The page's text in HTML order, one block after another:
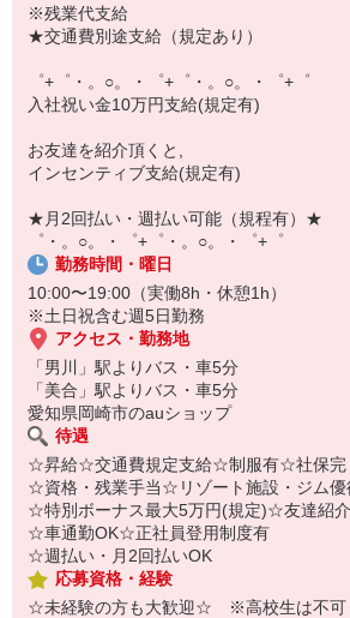
▼営業・販売
法人営業・アパレル販売・個別指導塾・
▼人気案件も多数♪
短期・期間限定・オープニング・官公庁
上場/優良/大手企業など
【スマホ面接実施中】
￣￣￣￣￣￣￣￣￣
自宅に居ながらスマホでカンタン面接OK！
オンライン面談なのでスピード対応。
ワイモバイル(Y!mobille)、楽天モバイル、
広く紹介可能♪
※残業代支給
★交通費別途支給（規定あり）
゜+゜・。○。・゜+゜・。○。・゜+゜
入社祝い金10万円支給(規定有)
お友達を紹介頂くと,
インセンティブ支給(規定有)
★月2回払い・週払い可能（規程有）★
゜・。○。・゜+゜・。○。・゜+゜
勤務時間・曜日
10:00〜19:00（実働8h・休憩1h）
※土日祝含む週5日勤務
アクセス・勤務地
「男川」駅よりバス・車5分
「美合」駅よりバス・車5分
愛知県岡崎市のauショップ
待遇
☆昇給☆交通費規定支給☆制服有☆社保完
☆資格・残業手当☆リゾート施設・ジム優
☆特別ボーナス最大5万円(規定)☆友達紹介
☆車通勤OK☆正社員登用制度有
☆週払い・月2回払いOK
応募資格・経験
☆未経験の方も大歓迎☆ ※高校生は不可